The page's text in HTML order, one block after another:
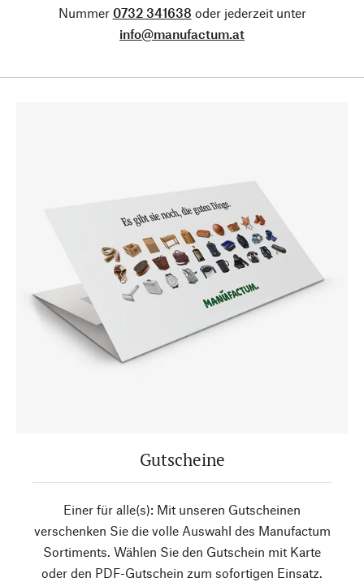
Nummer 0732 341638 oder jederzeit unter
info@manufactum.at
Gutscheine
Einer für alle(s): Mit unseren Gutscheinen
verschenken Sie die volle Auswahl des Manufactum
Sortiments. Wählen Sie den Gutschein mit Karte
oder den PDF-Gutschein zum sofortigen Einsatz.